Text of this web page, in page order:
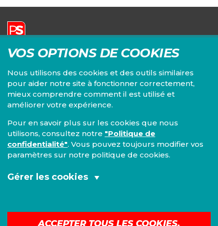
VOS OPTIONS DE COOKIES
Nous utilisons des cookies et des outils similaires
pour aider notre site à fonctionner correctement,
mieux comprendre comment il est utilisé et
améliorer votre expérience.
Pour en savoir plus sur les cookies que nous
utilisons, consultez notre "Politique de
confidentialité". Vous pouvez toujours modifier vos
paramètres sur notre politique de cookies.
Gérer les cookies
ACCEPTER TOUS LES COOKIES.
Parti Socialiste | Fédération du Brabant wallon
Chaussée de Louvain, 82/3
1300 Wavre
+32 10 24 36 36
brabant-wallon@fed.ps.be